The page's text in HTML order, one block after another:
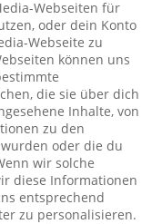
Webseiten für
oder dein Konto
Webseite zu
können uns
die sie über dich
Inhalte, von
zu den
oder die du
wir solche
diese Informationen
entsprechend
zu personalisieren.